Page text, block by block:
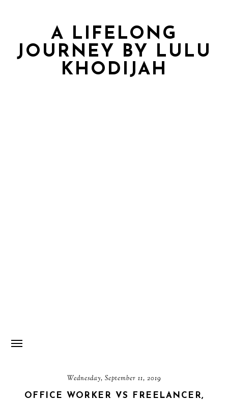
A LIFELONG
JOURNEY BY LULU
KHODIJAH
Wednesday, September 11, 2019
OFFICE WORKER VS FREELANCER,